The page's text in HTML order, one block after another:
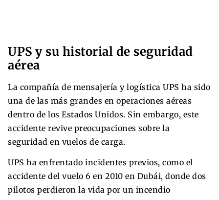
UPS y su historial de seguridad
aérea
La compañía de mensajería y logística UPS ha sido
una de las más grandes en operaciones aéreas
dentro de los Estados Unidos. Sin embargo, este
accidente revive preocupaciones sobre la
seguridad en vuelos de carga.
UPS ha enfrentado incidentes previos, como el
accidente del vuelo 6 en 2010 en Dubái, donde dos
pilotos perdieron la vida por un incendio